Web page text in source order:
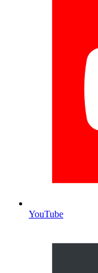
YouTube